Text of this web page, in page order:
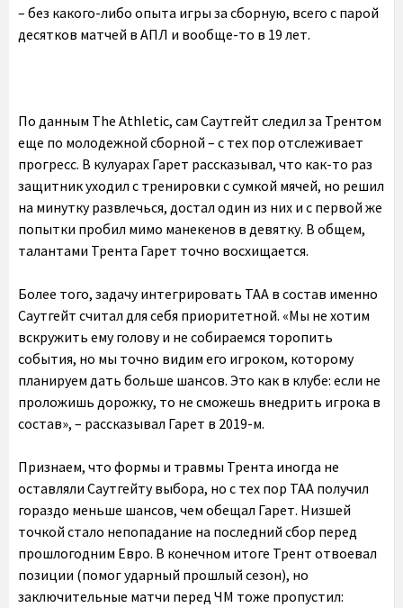
– без какого-либо опыта игры за сборную, всего с парой
десятков матчей в АПЛ и вообще-то в 19 лет.
По данным The Athletic, сам Саутгейт следил за Трентом
еще по молодежной сборной – с тех пор отслеживает
прогресс. В кулуарах Гарет рассказывал, что как-то раз
защитник уходил с тренировки с сумкой мячей, но решил
на минутку развлечься, достал один из них и с первой же
попытки пробил мимо манекенов в девятку. В общем,
талантами Трента Гарет точно восхищается.
Более того, задачу интегрировать ТАА в состав именно
Саутгейт считал для себя приоритетной. «Мы не хотим
вскружить ему голову и не собираемся торопить
события, но мы точно видим его игроком, которому
планируем дать больше шансов. Это как в клубе: если не
проложишь дорожку, то не сможешь внедрить игрока в
состав», – рассказывал Гарет в 2019-м.
Признаем, что формы и травмы Трента иногда не
оставляли Саутгейту выбора, но с тех пор ТАА получил
гораздо меньше шансов, чем обещал Гарет. Низшей
точкой стало непопадание на последний сбор перед
прошлогодним Евро. В конечном итоге Трент отвоевал
позиции (помог ударный прошлый сезон), но
заключительные матчи перед ЧМ тоже пропустил: